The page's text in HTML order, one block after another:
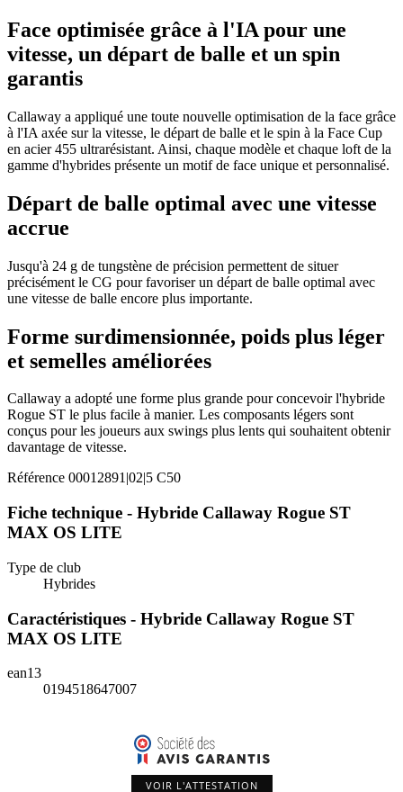
Face optimisée grâce à l'IA pour une
vitesse, un départ de balle et un spin
garantis
Callaway a appliqué une toute nouvelle optimisation de la face grâce
à l'IA axée sur la vitesse, le départ de balle et le spin à la Face Cup
en acier 455 ultrarésistant. Ainsi, chaque modèle et chaque loft de la
gamme d'hybrides présente un motif de face unique et personnalisé.
Départ de balle optimal avec une vitesse
accrue
Jusqu'à 24 g de tungstène de précision permettent de situer
précisément le CG pour favoriser un départ de balle optimal avec
une vitesse de balle encore plus importante.
Forme surdimensionnée, poids plus léger
et semelles améliorées
Callaway a adopté une forme plus grande pour concevoir l'hybride
Rogue ST le plus facile à manier. Les composants légers sont
conçus pour les joueurs aux swings plus lents qui souhaitent obtenir
davantage de vitesse.
Référence 00012891|02|5 C50
Fiche technique - Hybride Callaway Rogue ST
MAX OS LITE
Type de club
Hybrides
Caractéristiques - Hybride Callaway Rogue ST
MAX OS LITE
ean13
0194518647007
VOIR L'ATTESTATION